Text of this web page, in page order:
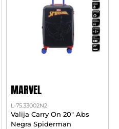
MARVEL
L-75.33002N2
Valija Carry On 20" Abs
Negra Spiderman